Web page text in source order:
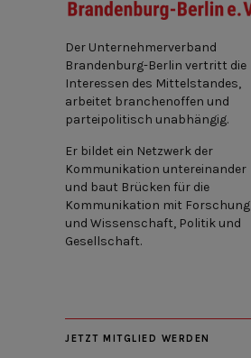
Der Unternehmerverband
Brandenburg-Berlin vertritt die
Interessen des Mittelstandes,
arbeitet branchenoffen und
parteipolitisch unabhängig.
Er bildet ein Netzwerk der
Kommunikation untereinander
und baut Brücken für die
Kommunikation mit Forschung
und Wissenschaft, Politik und
Gesellschaft.
JETZT MITGLIED WERDEN